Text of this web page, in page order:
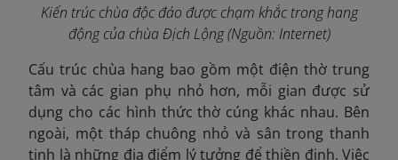
Kiến trúc chùa độc đáo được chạm khắc trong hang
động của chùa Địch Lộng (Nguồn: Internet)
Cấu trúc chùa hang bao gồm một điện thờ trung
tâm và các gian phụ nhỏ hơn, mỗi gian được sử
dụng cho các hình thức thờ cúng khác nhau. Bên
ngoài, một tháp chuông nhỏ và sân trong thanh
tịnh là những địa điểm lý tưởng để thiền định. Việc